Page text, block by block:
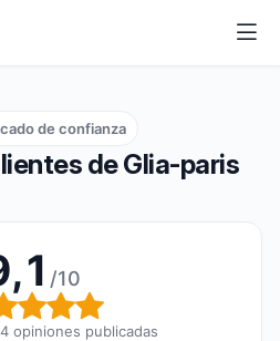
de Glia-paris
de confianza
/10
global: 9,1
opiniones publicadas